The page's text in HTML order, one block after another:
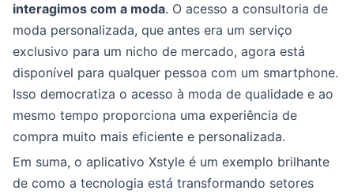
interagimos com a moda. O acesso a consultoria de
moda personalizada, que antes era um serviço
exclusivo para um nicho de mercado, agora está
disponível para qualquer pessoa com um smartphone.
Isso democratiza o acesso à moda de qualidade e ao
mesmo tempo proporciona uma experiência de
compra muito mais eficiente e personalizada.
Em suma, o aplicativo Xstyle é um exemplo brilhante
de como a tecnologia está transformando setores